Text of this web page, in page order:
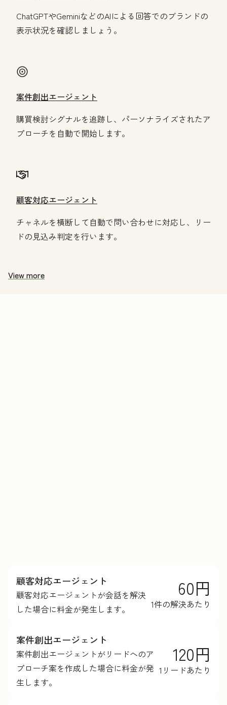
ChatGPTやGeminiなどのAIによる回答でのブランドの
表示状況を確認しましょう。
案件創出エージェント
購買検討シグナルを追跡し、パーソナライズされたア
プローチを自動で開始します。
顧客対応エージェント
チャネルを横断して自動で問い合わせに対応し、リー
ドの見込み判定を行います。
View more
顧客対応エージェント
顧客対応エージェントが会話を解決
した場合に料金が発生します。
60円
1件の解決あたり
案件創出エージェント
案件創出エージェントがリードへのア
プローチ案を作成した場合に料金が発
生します。
120円
1リードあたり